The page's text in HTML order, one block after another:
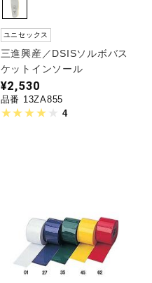
ユニセックス
三進興産／DSISソルボバス
ケットインソール
¥2,530
品番 13ZA855
4